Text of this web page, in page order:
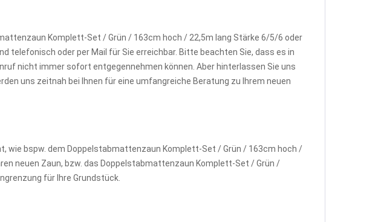
Komplett-Set / Grün / 163cm hoch / 22,5m lang Stärke 6/5/6 oder
telefonisch oder per Mail für Sie erreichbar. Bitte beachten Sie, dass es in
nicht immer sofort entgegennehmen können. Aber hinterlassen Sie uns
uns zeitnah bei Ihnen für eine umfangreiche Beratung zu Ihrem neuen
wie bspw. dem Doppelstabmattenzaun Komplett-Set / Grün / 163cm hoch /
neuen Zaun, bzw. das Doppelstabmattenzaun Komplett-Set / Grün /
für Ihre Grundstück.